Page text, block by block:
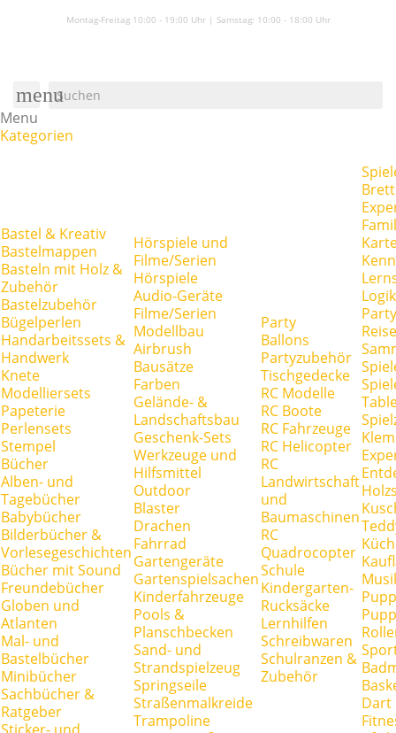
Montag-Freitag 10:00 - 19:00 Uhr | Samstag: 10:00 - 18:00 Uhr
menu
Menu
Kategorien
Bastel & Kreativ
Bastelmappen
Basteln mit Holz &
Zubehör
Bastelzubehör
Bügelperlen
Handarbeitssets &
Handwerk
Knete
Modelliersets
Papeterie
Perlensets
Stempel
Bücher
Alben- und
Tagebücher
Babybücher
Bilderbücher &
Vorlesegeschichten
Bücher mit Sound
Freundebücher
Globen und
Atlanten
Mal- und
Bastelbücher
Minibücher
Sachbücher &
Ratgeber
Hörspiele und
Filme/Serien
Hörspiele
Audio-Geräte
Filme/Serien
Modellbau
Airbrush
Bausätze
Farben
Gelände- &
Landschaftsbau
Geschenk-Sets
Werkzeuge und
Hilfsmittel
Outdoor
Blaster
Drachen
Fahrrad
Gartengeräte
Gartenspielsachen
Kinderfahrzeuge
Pools &
Planschbecken
Sand- und
Strandspielzeug
Springseile
Straßenmalkreide
Trampoline
Party
Ballons
Partyzubehör
Tischgedecke
RC Modelle
RC Boote
RC Fahrzeuge
RC Helicopter
RC
Landwirtschaft
und
Baumaschinen
RC
Quadrocopter
Schule
Kindergarten-
Rucksäcke
Lernhilfen
Schreibwaren
Schulranzen &
Zubehör
Dart